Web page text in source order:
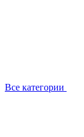
Все категории